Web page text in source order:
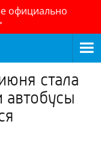
официально
стала
автобусы